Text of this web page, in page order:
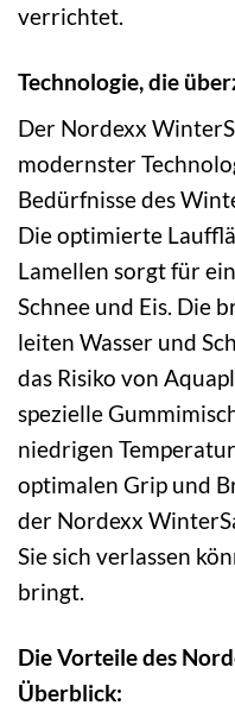
verrichtet.
Technologie, die
Der Nordexx
modernster
Bedürfnisse des
Die optimierte
Lamellen sorgt für
Schnee und Eis. Die
leiten Wasser und
das Risiko von
spezielle
niedrigen
optimalen Grip und
der Nordexx
Sie sich verlassen
bringt.
Die Vorteile des
Überblick: